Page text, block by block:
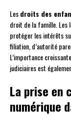
Lesdroits des
droit de la famille. Les
protéger les intérêts
filiation, d’autorité
L’importance
judiciaires est
La prise en
numérique